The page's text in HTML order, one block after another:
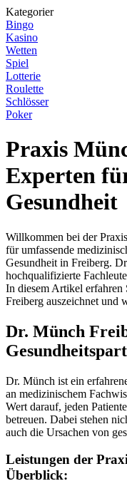
Kategorier
Bingo
Kasino
Wetten
Spiel
Lotterie
Roulette
Schlösser
Poker
Praxis
Experten
Gesundheit
Willkommen bei der
für umfassende
Gesundheit in Freiberg.
hochqualifizierte
In diesem Artikel erfahren
Freiberg auszeichnet und
Dr. Münch
Dr. Münch ist ein
an medizinischem
Wert darauf, jeden
betreuen. Dabei stehen
auch die Ursachen von
Leistungen der
Überblick: